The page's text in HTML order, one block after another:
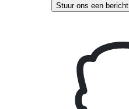
Stuur ons een bericht